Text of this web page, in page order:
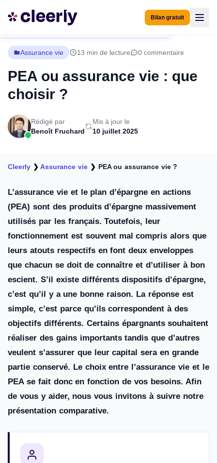
Bilan gratuit
Assurance vie 13 min de lecture 0 commentaire
PEA ou assurance vie : que
choisir ?
Rédigé par
Benoît Fruchard
Mis à jour le
10 juillet 2025
Cleerly ❯Assurance vie ❯ PEA ou assurance vie ?
L’assurance vie et le plan d’épargne en actions
(PEA) sont des produits d’épargne massivement
utilisés par les français. Toutefois, leur
fonctionnement est souvent mal compris alors que
leurs atouts respectifs en font deux enveloppes
que chacun se doit de connaître et d’utiliser à bon
escient. S’il existe différents dispositifs d’épargne,
c’est qu’il y a une bonne raison. La réponse est
simple, c’est parce qu’ils correspondent à des
objectifs différents. Certains épargnants souhaitent
réaliser des gains importants tandis que d’autres
veulent s’assurer que leur capital sera en grande
partie conservé. Le choix entre l’assurance vie et le
PEA se fait donc en fonction de vos besoins. Afin
de vous y aider, nous vous invitons à suivre notre
présentation comparative.